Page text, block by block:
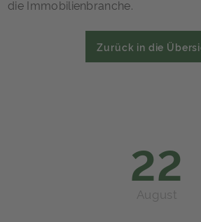
die Immobilienbranche.
Zurück in die
22
August